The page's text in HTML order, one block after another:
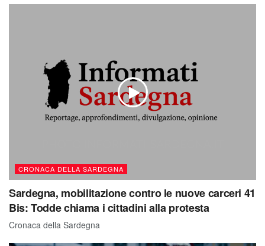
CRONACA DELLA SARDEGNA
Sardegna, mobilitazione contro le nuove carceri 41
Bis: Todde chiama i cittadini alla protesta
Cronaca della Sardegna